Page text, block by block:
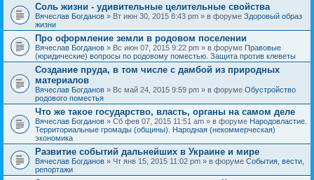
Соль жизни - удивительные целительные свойства
Вячеслав Богданов » Вт июн 30, 2015 8:43 pm » в форуме Здоровый образ
жизни
Про оформление земли в родовом поселении
Вячеслав Богданов » Вс июн 07, 2015 9:22 pm » в форуме Правовые
(юридические) вопросы по родовому поместью. Защита против клеветы
Создание пруда, в том числе с дамбой из природных
материалов
Вячеслав Богданов » Вс май 24, 2015 9:59 pm » в форуме Обустройство
родового поместья
Что же такое государство, власть, органы на самом деле
Вячеслав Богданов » Сб фев 07, 2015 11:51 am » в форуме Народовластие.
Территориальные громады (общины). Народная (некоммерческая)
экономика
Развитие событий дальнейших в Украине и мире
Вячеслав Богданов » Чт янв 15, 2015 11:02 pm » в форуме События, вести,
репортажи